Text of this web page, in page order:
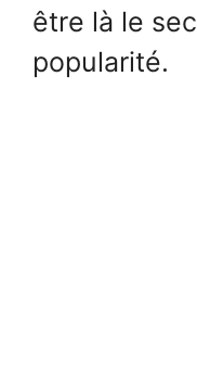
être là le
popularité.